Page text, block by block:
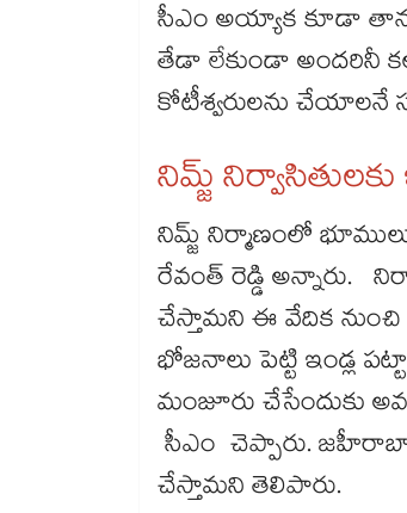
సీఎం అయ్యాక కూడా
తేడా లేకుండా అందరినీ
కోటీశ్వరులను చేయాలనే
నిమ్జ్
నిమ్జ్ నిర్మాణంలో
రేవంత్ రెడ్డి అన్నారు.
చేస్తామని ఈ వేదిక నుంచి
భోజనాలు పెట్టి ఇండ్ల
మంజూరు చేసేందుకు
సీఎం చెప్పారు.
చేస్తామని తెలిపారు.